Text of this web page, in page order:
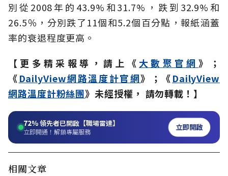
別從2008年的43.9%和31.7%，跌到32.9%和
26.5％，分別跌了11個和5.2個百分點，報紙涵蓋
率的衰退程度更高。
【更多精采報導，請上《 大數聚官網 》；
《DailyView網路溫度計官網》；《DailyView
網路溫度計粉絲團》未經授權， 請勿轉載！】
72%領先者已開啟【職場雷達】
立即開通！解鎖專屬服務 立即開啟
相關文章